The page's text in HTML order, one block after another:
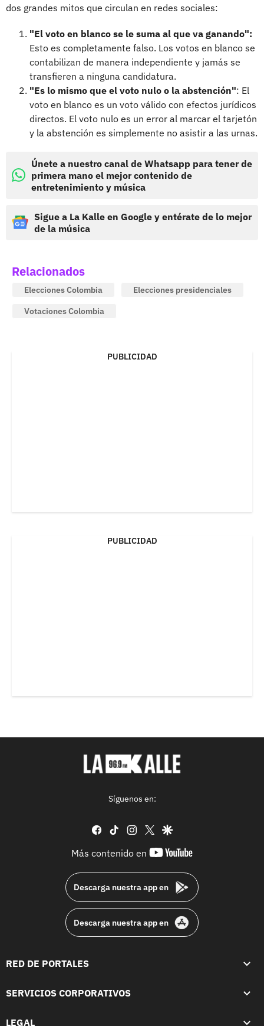
dos grandes mitos que circulan en redes sociales:
"El voto en blanco se le suma al que va ganando":
Esto es completamente falso. Los votos en blanco se
contabilizan de manera independiente y jamás se
transfieren a ninguna candidatura.
"Es lo mismo que el voto nulo o la abstención": El
voto en blanco es un voto válido con efectos jurídicos
directos. El voto nulo es un error al marcar el tarjetón
y la abstención es simplemente no asistir a las urnas.
Únete a nuestro canal de Whatsapp para tener de
primera mano el mejor contenido de
entretenimiento y música
Sigue a La Kalle en Google y entérate de lo mejor
de la música
Relacionados
Elecciones Colombia
Elecciones presidenciales
Votaciones Colombia
PUBLICIDAD
PUBLICIDAD
Síguenos en:
facebook
tiktok instagram
twittergoogle
Más contenido en
youtube-
Descarga nuestra app en
Descarga nuestra app en
RED DE PORTALES
SERVICIOS CORPORATIVOS
LEGAL